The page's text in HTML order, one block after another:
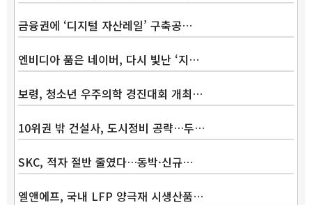
금융권에 ‘디지털 자산레일’ 구축공…
엔비디아 품은 네이버, 다시 빛난 ‘지…
보령, 청소년 우주의학 경진대회 개최…
10위권 밖 건설사, 도시정비 공략…두…
SKC, 적자 절반 줄였다…동박·신규…
엘앤에프, 국내 LFP 양극재 시생산품…